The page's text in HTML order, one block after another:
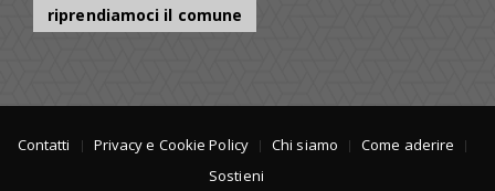
riprendiamoci il comune
Contatti Privacy e Cookie Policy Chi siamo
Come aderire
Sostieni